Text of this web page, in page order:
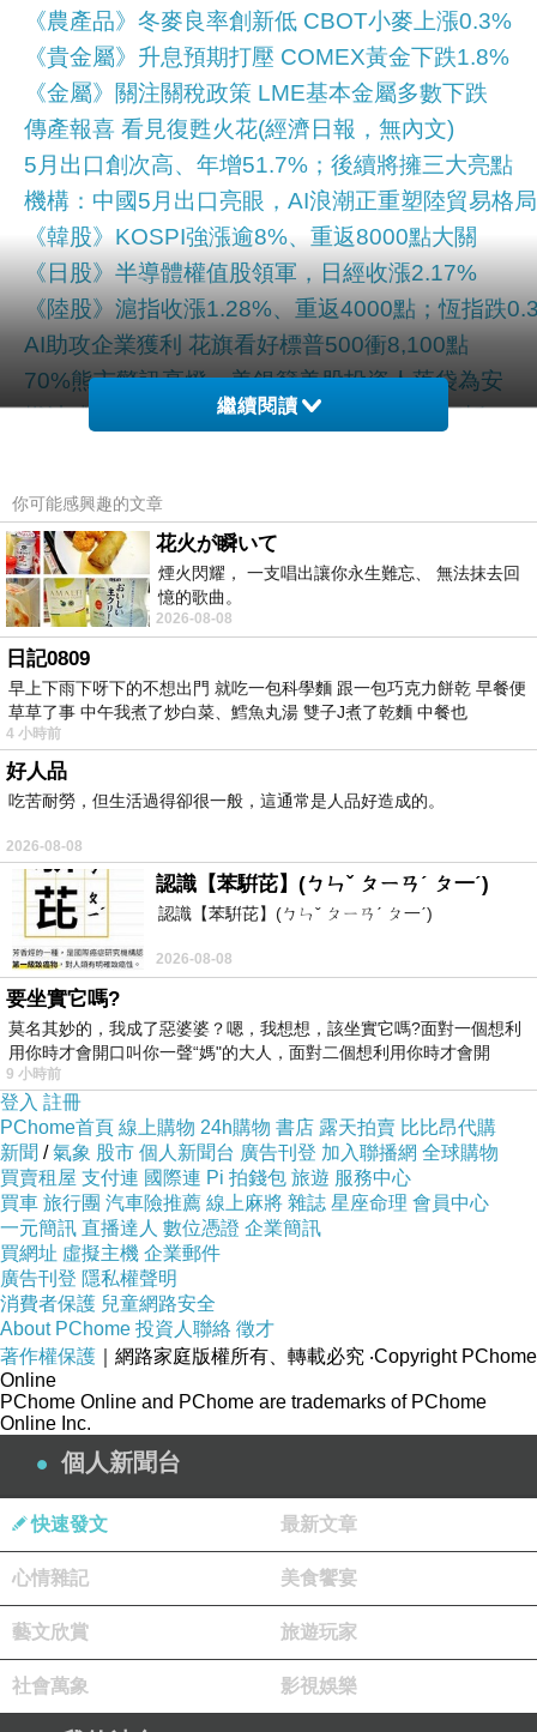
《農產品》冬麥良率創新低 CBOT小麥上漲0.3%
《貴金屬》升息預期打壓 COMEX黃金下跌1.8%
《金屬》關注關稅政策 LME基本金屬多數下跌
傳產報喜 看見復甦火花(經濟日報，無內文)
5月出口創次高、年增51.7%；後續將擁三大亮點
機構：中國5月出口亮眼，AI浪潮正重塑陸貿易格局
《韓股》KOSPI強漲逾8%、重返8000點大關
《日股》半導體權值股領軍，日經收漲2.17%
《陸股》滬指收漲1.28%、重返4000點；恆指跌
AI助攻企業獲利 花旗看好標普500衝8,100點
70%熊市警訊亮燈、美銀籲美股投資人落袋為安
燃油成本暴增千億美元 全球航空業獲利恐腰斬
日本貨幣供給量M3創史高；M2增幅2年來最大
外資續加碼日股；日人大賣海外股票、史上第3高
川普：Fed沒理由升息(經濟日報，無內文)
《美債》非農超強勁 30年債殖利率重登5%關卡
調查：9成專家預期日銀6月升息；"年內再1次"
陸挺城市更新，今年擬投入專項資金970億人幣
就業爆棚美股竟跌 川普強力質疑、高呼Fed應降息
5月金融業隔夜拆款加權平均利率0.825%，月升
百分點
上一篇： 【容海國際投顧】2026/06/09 報紙重點新聞
下一篇：【容海國際投顧】2026/06/11 報紙重點新聞
繼續閱讀
你可能感興趣的文章
花火が瞬いて
煙火閃耀， 一支唱出讓你永生難忘、 無法抹去回
憶的歌曲。
2026-08-08
日記0809
早上下雨下呀下的不想出門 就吃一包科學麵 跟一包巧克力餅乾 早餐便
草草了事 中午我煮了炒白菜、鱈魚丸湯 雙子J煮了乾麵 中餐也
4 小時前
好人品
吃苦耐勞，但生活過得卻很一般，這通常是人品好造成的。
2026-08-08
認識【苯騈芘】(ㄅㄣˇ ㄆㄧㄢˊ ㄆ一ˊ)
認識【苯騈芘】(ㄅㄣˇ ㄆㄧㄢˊ ㄆ一ˊ)
2026-08-08
要坐實它嗎?
莫名其妙的，我成了惡婆婆？嗯，我想想，該坐實它嗎?面對一個想利
用你時才會開口叫你一聲“媽"的大人，面對二個想利用你時才會開
9 小時前
登入 註冊
PChome首頁 線上購物 24h購物 書店 露天拍賣 比比昂代購
新聞 /氣象 股市 個人新聞台 廣告刊登 加入聯播網 全球購物
買賣租屋 支付連 國際連 Pi 拍錢包 旅遊 服務中心
買車 旅行團 汽車險推薦 線上麻將 雜誌 星座命理 會員中心
一元簡訊 直播達人 數位憑證 企業簡訊
買網址 虛擬主機 企業郵件
廣告刊登 隱私權聲明
消費者保護 兒童網路安全
About PChome 投資人聯絡 徵才
著作權保護 ｜網路家庭版權所有、轉載必究 ‧Copyright PChome
Online
PChome Online and PChome are trademarks of PChome
Online Inc.
個人新聞台
快速發文 最新文章
心情雜記 美食饗宴
藝文欣賞 旅遊玩家
社會萬象 影視娛樂